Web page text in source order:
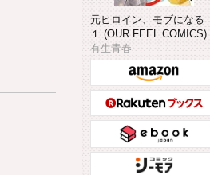
元ヒロイン、モブになる
１ (OUR FEEL COMICS)
有生青春